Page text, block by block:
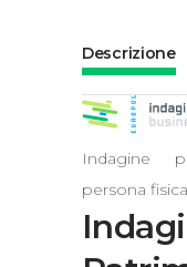
Descrizione
Indagine
persona fisica